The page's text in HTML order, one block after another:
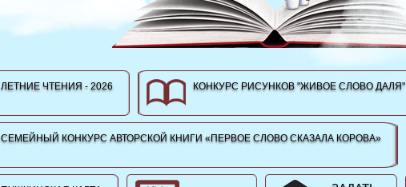
ЛЕТНИЕ ЧТЕНИЯ - 2026 КОНКУРС РИСУНКОВ "ЖИВОЕ СЛОВО ДАЛЯ"
СЕМЕЙНЫЙ КОНКУРС АВТОРСКОЙ КНИГИ «ПЕРВОЕ СЛОВО СКАЗАЛА КОРОВА»